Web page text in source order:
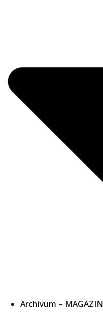
Archívum – MAGAZIN